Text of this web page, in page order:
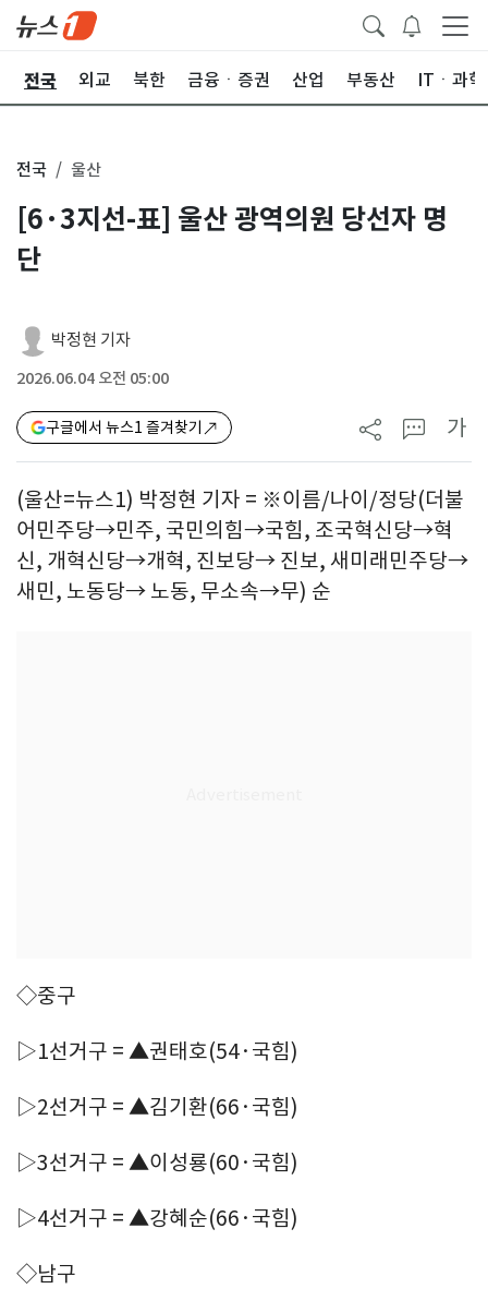
전국 외교 북한 금융ㆍ증권 산업 부동산 ITㆍ과학
전국 울산
[6·3지선-표] 울산 광역의원 당선자 명
단
박정현 기자
2026.06.04 오전 05:00
구글에서 뉴스1 즐겨찾기 가
(울산=뉴스1) 박정현 기자 = ※이름/나이/정당(더불
어민주당→민주, 국민의힘→국힘, 조국혁신당→혁
신, 개혁신당→개혁, 진보당→ 진보, 새미래민주당→
새민, 노동당→ 노동, 무소속→무) 순
◇중구
▷1선거구 = ▲권태호(54·국힘)
▷2선거구 = ▲김기환(66·국힘)
▷3선거구 = ▲이성룡(60·국힘)
▷4선거구 = ▲강혜순(66·국힘)
◇남구